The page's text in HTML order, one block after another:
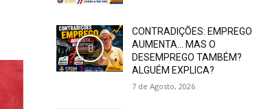
CONTRADIÇÕES: EMPREGO
AUMENTA… MAS O
DESEMPREGO TAMBÉM?
ALGUÉM EXPLICA?
7 de Agosto, 2026